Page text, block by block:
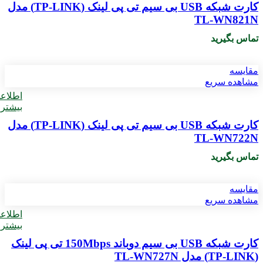
کارت شبکه USB بی‌ سیم تی پی لینک (TP-LINK) مدل
TL-WN821N
تماس بگیرید
مقایسه
مشاهده سریع
بیشتر
کارت شبکه USB بی‌ سیم تی پی لینک (TP-LINK) مدل
TL-WN722N
تماس بگیرید
مقایسه
مشاهده سریع
بیشتر
کارت شبکه USB بی سیم دوباند 150Mbps تی پی لینک
(TP-LINK) مدل TL-WN727N